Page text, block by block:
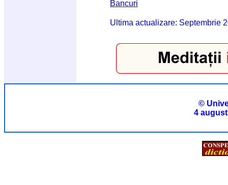
Bancuri
Ultima actualizare: Septembrie
©
4